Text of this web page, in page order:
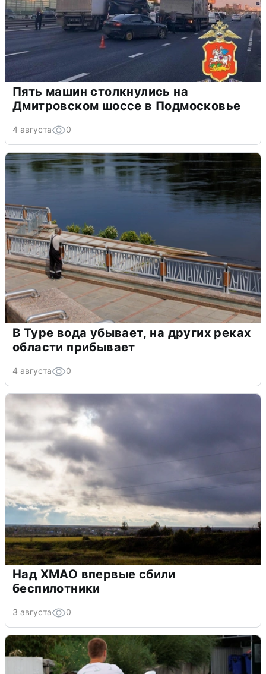
Пять машин столкнулись на
Дмитровском шоссе в Подмосковье
4 августа 0
В Туре вода убывает, на других реках
области прибывает
4 августа 0
Над ХМАО впервые сбили
беспилотники
3 августа 0